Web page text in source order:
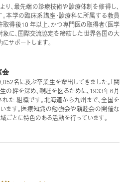
、最先端の診療技術や診療体制を修得し、
本学の臨床系講座・診療科に所属する教員
取得後10 年以上、かつ専門医の取得者（医学
象に、国際交流協定を締結した世界各国の大
サポートします。
会
名に及ぶ卒業生を輩出してきました。「関
の絆を深め、親睦を図るために、1933年6月
た 組織です。北海道から九州まで、全国を
ます。医療知識の勉強会や親睦会の開催な
ごとに特色のある活動を行っています。